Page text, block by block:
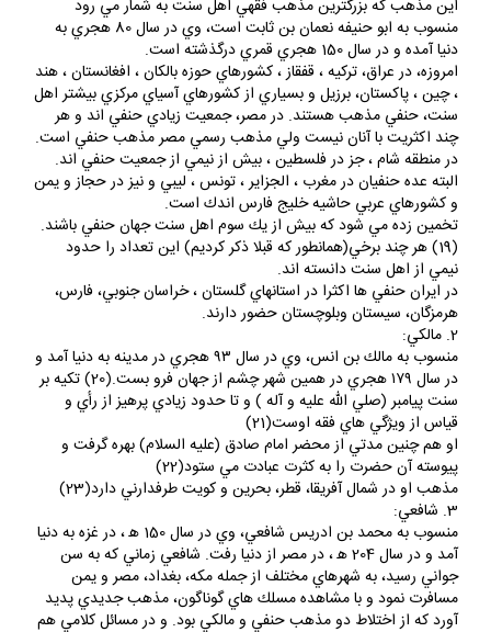
اين مذهب كه بزرگترين مذهب فقهي اهل سنت به شمار مي رود
منسوب به ابو حنيفه نعمان بن ثابت است، وي در سال 80 هجري به
دنيا آمده و در سال 150 هجري قمري درگذشته است.
امروزه، در عراق، تركيه ، قفقاز ، كشور‌هاي حوزه بالكان ، افغانستان ، هند
، چين ، پاكستان، برزيل و بسياري از كشور‌هاي آسياي مركزي بيشتر اهل
سنت، حنفي مذهب هستند. در مصر، جمعيت زيادي حنفي اند و هر
چند اكثريت با آنان نيست ولي مذهب رسمي مصر مذهب حنفي است.
در منطقه شام ، جز در فلسطين ، بيش از نيمي از جمعيت حنفي اند.
البته عده حنفيان در مغرب ، الجزاير ، تونس ، ليبي و نيز در حجاز و يمن
و كشور‌هاي عربي حاشيه خليج فارس اندك است.
تخمين زده مي شود كه بيش از يك سوم اهل سنت جهان حنفي باشند.
(19) هر چند برخي(همانطور كه قبلا ذكر كرديم) اين تعداد را حدود
نيمي از اهل سنت دانسته اند.
در ايران حنفي ها اكثرا در استانهاي گلستان ، خراسان جنوبي، فارس،
هرمزگان، سيستان وبلوچستان حضور دارند.
2. مالكي:
منسوب به مالك بن انس، وي در سال ۹۳ هجري در مدينه به دنيا آمد و
در سال ۱۷۹ هجري در همين شهر چشم از جهان فرو بست.(20) تكيه بر
سنت پيامبر (صلي الله عليه و آله ) و تا حدود زيادي پرهيز از رأي و
قياس از ويژگي هاي فقه اوست(21)
او هم چنين مدتي از محضر امام صادق (عليه السلام) بهره گرفت و
پيوسته آن حضرت را به كثرت عبادت مي ستود(22)
مذهب او در شمال آفريقا، قطر، بحرين و كويت طرفدارني دارد(23)
3. شافعي:
منسوب به محمد بن ادريس شافعي، وي در سال 150 ه‍ ، در غزه به دنيا
آمد و در سال 204 ه‍ ، در مصر از دنيا رفت. شافعي زماني كه به سن
جواني رسيد، به شهرهاي مختلف از جمله مكه، بغداد، مصر و يمن
مسافرت نمود و با مشاهده مسلك هاي گوناگون، مذهب جديدي پديد
آورد كه از اختلاط دو مذهب حنفي و مالكي بود. و در مسائل كلامي هم